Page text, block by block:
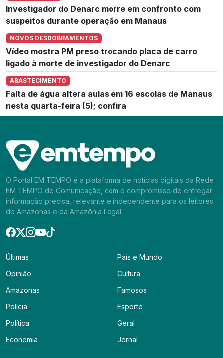
Investigador do Denarc morre em confronto com
suspeitos durante operação em Manaus
NOVOS DESDOBRAMENTOS
Vídeo mostra PM preso trocando placa de carro
ligado à morte de investigador do Denarc
ABASTECIMENTO
Falta de água altera aulas em 16 escolas de Manaus
nesta quarta-feira (5); confira
O Portal EM TEMPO é a plataforma de notícias digitais da Rede
EM TEMPO de Comunicação, com o compromisso de entregar
informação precisa, relevante e independente para os leitores
do Amazonas e da Amazônia Legal.
Últimas
Opinião
Amazonas
Polícia
Política
Economia
País e Mundo
Cultura
Famosos
Esporte
Geral
Jornal